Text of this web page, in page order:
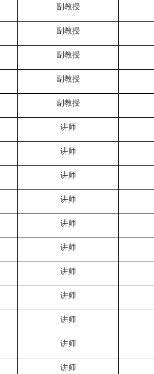
副教授
副教授
副教授
副教授
副教授
讲师
讲师
讲师
讲师
讲师
讲师
讲师
讲师
讲师
讲师
讲师